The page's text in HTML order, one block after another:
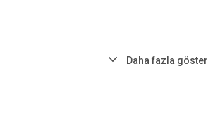
Daha fazla göster